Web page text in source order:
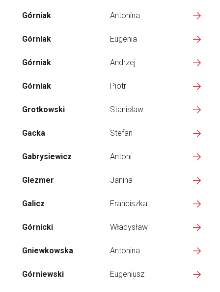
Górniak Antonina
Górniak Eugenia
Górniak Andrzej
Górniak Piotr
Grotkowski Stanisław
Gacka Stefan
Gabrysiewicz Antoni
Glezmer Janina
Galicz Franciszka
Górnicki Władysław
Gniewkowska Antonina
Górniewski Eugeniusz